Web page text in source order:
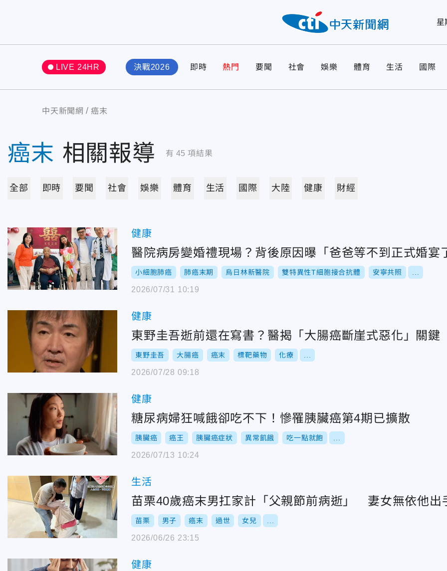
星
LIVE 24HR 決戰2026 即時 熱門 要聞 社會 娛樂 體育 生活 國際
中天新聞網 癌末
癌末 相關報導 有 45 項結果
全部 即時 要聞 社會 娛樂 體育 生活 國際 大陸 健康 財經
健康
醫院病房變婚禮現場？背後原因曝「爸爸等不到正式婚宴
小細胞肺癌 肺癌末期 烏日林新醫院 雙特異性T細胞接合抗體 安寧共照
2026/07/31 10:19
健康
東野圭吾逝前還在寫書？醫揭「大腸癌斷崖式惡化」關鍵
東野圭吾 大腸癌 癌末 標靶藥物 化療
2026/07/28 09:18
健康
糖尿病婦狂喊餓卻吃不下！慘罹胰臟癌第4期已擴散
胰臟癌 癌王 胰臟癌症狀 異常飢餓 吃一點就飽
2026/07/13 10:24
生活
苗栗40歲癌末男扛家計「父親節前病逝」 妻女無依他出
苗栗 男子 癌末 過世 女兒
2026/06/26 23:15
健康